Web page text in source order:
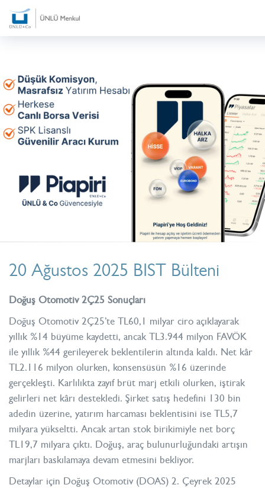
20 Ağustos 2025 BIST Bülteni
Doğuş Otomotiv 2Ç25 Sonuçları
Doğuş Otomotiv 2Ç25’te TL60,1 milyar ciro açıklayarak
yıllık %14 büyüme kaydetti, ancak TL3.944 milyon FAVÖK
ile yıllık %44 gerileyerek beklentilerin altında kaldı. Net kâr
TL2.116 milyon olurken, konsensüsün %16 üzerinde
gerçekleşti. Karlılıkta zayıf brüt marj etkili olurken, iştirak
gelirleri net kârı destekledi. Şirket satış hedefini 130 bin
adedin üzerine, yatırım harcaması beklentisini ise TL5,7
milyara yükseltti. Ancak artan stok birikimiyle net borç
TL19,7 milyara çıktı. Doğuş, araç bulunurluğundaki artışın
marjları baskılamaya devam etmesini bekliyor.
Detaylar için Doğuş Otomotiv (DOAS) 2. Çeyrek 2025